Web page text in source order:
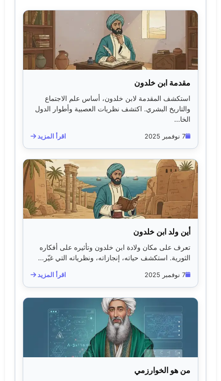
مقدمة ابن خلدون
استكشف المقدمة لابن خلدون، أساس علم الاجتماع
والتاريخ البشري. اكتشف نظريات العصبية وأطوار الدول
الخا...
7 نوفمبر 2025 اقرأ المزيد
أين ولد ابن خلدون
تعرف على مكان ولادة ابن خلدون وتأثيره على أفكاره
الثورية. استكشف حياته، إنجازاته، ونظرياته التي غيّر...
7 نوفمبر 2025 اقرأ المزيد
من هو الخوارزمي